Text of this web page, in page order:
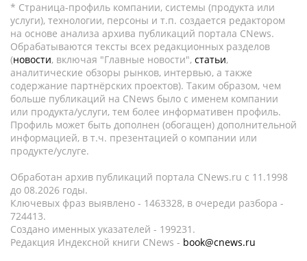
* Страница-профиль компании, системы (продукта или
услуги), технологии, персоны и т.п. создается редактором
на основе анализа архива публикаций портала CNews.
Обрабатываются тексты всех редакционных разделов
(новости, включая "Главные новости", статьи,
аналитические обзоры рынков, интервью, а также
содержание партнёрских проектов). Таким образом, чем
больше публикаций на CNews было с именем компании
или продукта/услуги, тем более информативен профиль.
Профиль может быть дополнен (обогащен) дополнительной
информацией, в т.ч. презентацией о компании или
продукте/услуге.
Обработан архив публикаций портала CNews.ru c 11.1998
до 08.2026 годы.
Ключевых фраз выявлено - 1463328, в очереди разбора -
724413.
Создано именных указателей - 199231.
Редакция Индексной книги CNews - book@cnews.ru